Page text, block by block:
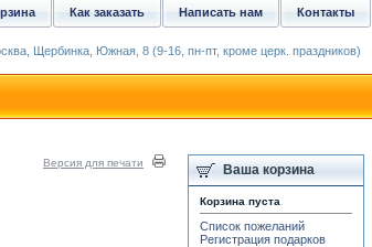
Версия для печати Ваша корзина
Корзина пуста
Список пожеланий
Регистрация подарков
Контакты
Написать нам
Как заказать
Щербинка, Южная, 8 (9-16, пн-пт, кроме церк. праздников)